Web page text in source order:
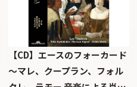
【CD】エースのフォーカード
～マレ、クープラン、フォル